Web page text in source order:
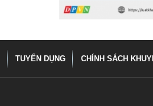
TUYỂN DỤNG CHÍNH SÁCH